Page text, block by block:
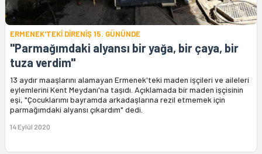
ERMENEK'TEKİ DİRENİŞ 15. GÜNÜNDE
"Parmağımdaki alyansı bir yağa, bir çaya, bir
tuza verdim"
13 aydır maaşlarını alamayan Ermenek'teki maden işçileri ve aileleri
eylemlerini Kent Meydanı'na taşıdı. Açıklamada bir maden işçisinin
eşi, "Çocuklarımı bayramda arkadaşlarına rezil etmemek için
parmağımdaki alyansı çıkardım" dedi.
14 Eylül 2020